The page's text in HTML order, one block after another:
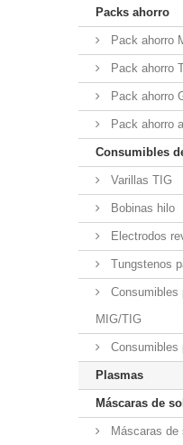
Packs ahorro
Pack ahorro
Pack ahorro
Pack ahorro
Pack ahorro
Consumibles
Varillas TIG
Bobinas hilo
Electrodos
Tungstenos
Consumibles
MIG/TIG
Consumibles
Plasmas
Máscaras de
Máscaras de